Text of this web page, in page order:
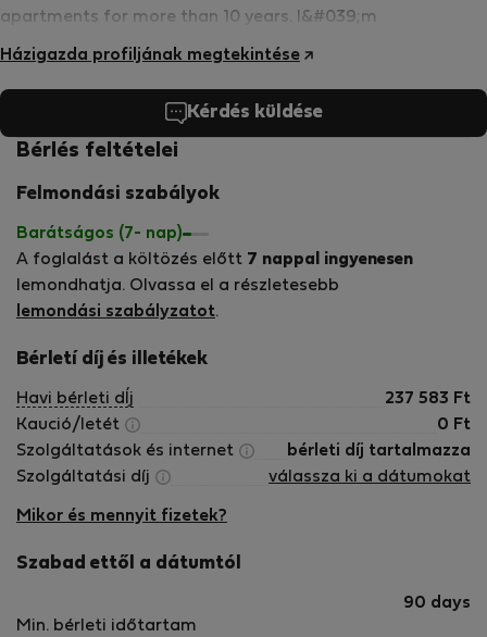
apartments for more than 10 years. I&#039;m
Házigazda profiljának megtekintése
Kérdés küldése
Bérlés feltételei
Felmondási szabályok
Barátságos (7- nap)
A foglalást a költözés előtt 7 nappal ingyenesen
lemondhatja. Olvassa el a részletesebb
lemondási szabályzatot.
Bérletí díj és illetékek
Havi bérleti dÍj 237 583 Ft
Kaució/letét
0 Ft
Szolgáltatások és internet
bérleti díj tartalmazza
Szolgáltatási díj
válassza ki a dátumokat
Mikor és mennyit fizetek?
Szabad ettől a dátumtól
Min. bérleti időtartam
90 days